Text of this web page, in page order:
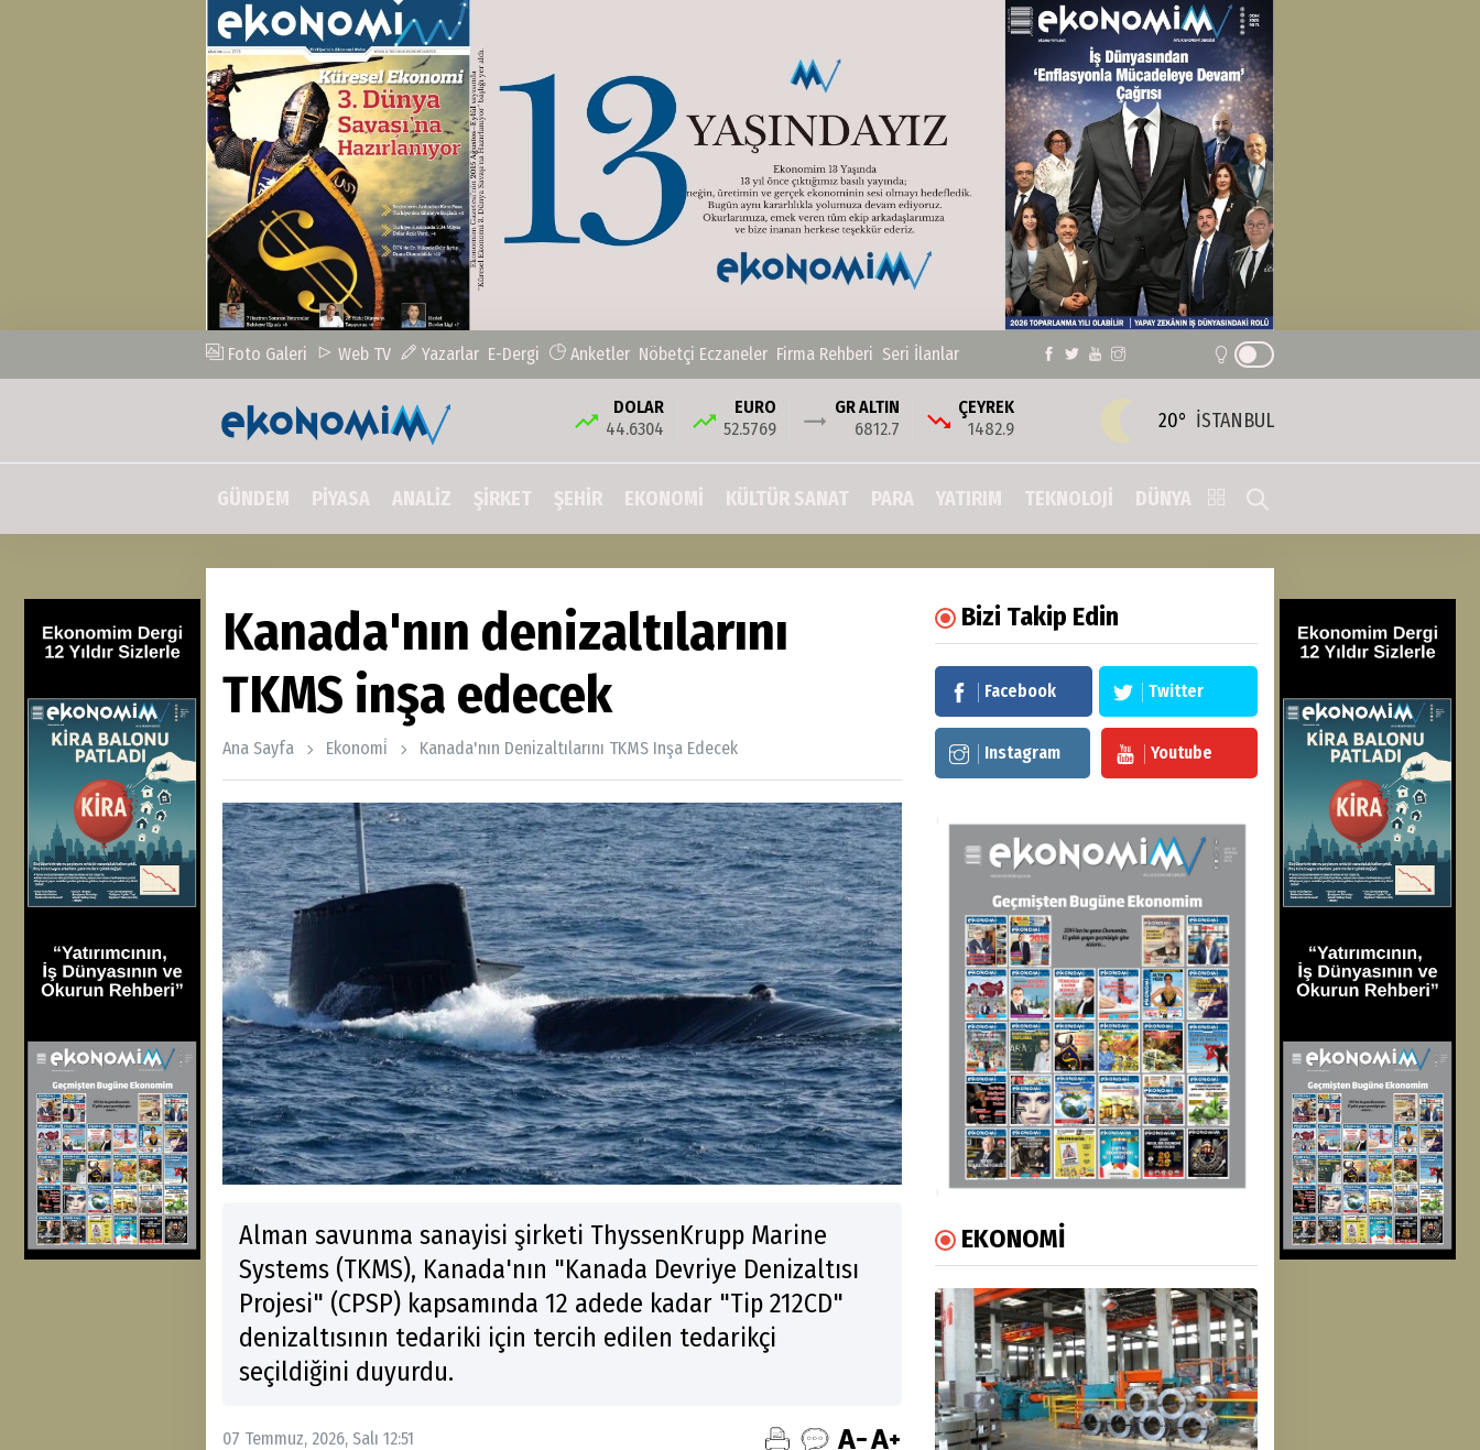
Foto Galeri Web TV Yazarlar E-Dergi Anketler Nöbetçi Eczaneler Firma Rehberi Seri İlanlar
DOLAR
44.6304
EURO
52.5769
GR ALTIN
6812.7
ÇEYREK
1482.9
20° İSTANBUL
GÜNDEM PİYASA ANALİZ ŞİRKET ŞEHIR EKONOMİ KÜLTÜR SANAT PARA YATIRIM TEKNOLOJİ DÜNYA
Kanada'nın denizaltılarını
TKMS inşa edecek
Ana Sayfa Ekonomi̇ Kanada'nın Denizaltılarını TKMS Inşa Edecek
Alman savunma sanayisi şirketi ThyssenKrupp Marine
Systems (TKMS), Kanada'nın "Kanada Devriye Denizaltısı
Projesi" (CPSP) kapsamında 12 adede kadar "Tip 212CD"
denizaltısının tedariki için tercih edilen tedarikçi
seçildiğini duyurdu.
07 Temmuz, 2026, Salı 12:51
Bizi Takip Edin
Facebook Twitter
Instagram Youtube
EKONOMİ